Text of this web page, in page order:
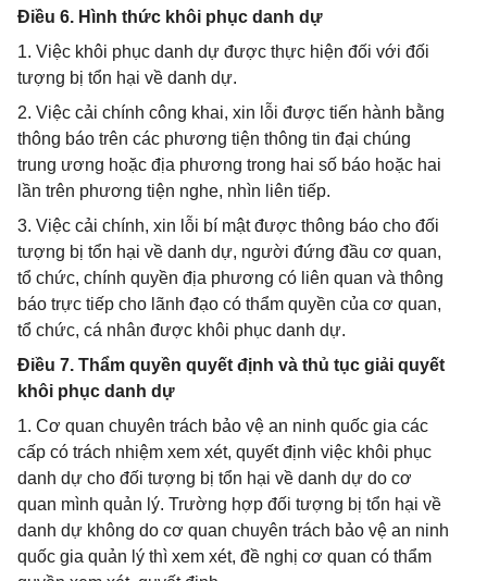
Điều 6. Hình thức khôi phục danh dự
1. Việc khôi phục danh dự được thực hiện đối với đối
tượng bị tổn hại về danh dự.
2. Việc cải chính công khai, xin lỗi được tiến hành bằng
thông báo trên các phương tiện thông tin đại chúng
trung ương hoặc địa phương trong hai số báo hoặc hai
lần trên phương tiện nghe, nhìn liên tiếp.
3. Việc cải chính, xin lỗi bí mật được thông báo cho đối
tượng bị tổn hại về danh dự, người đứng đầu cơ quan,
tổ chức, chính quyền địa phương có liên quan và thông
báo trực tiếp cho lãnh đạo có thẩm quyền của cơ quan,
tổ chức, cá nhân được khôi phục danh dự.
Điều 7. Thẩm quyền quyết định và thủ tục giải quyết
khôi phục danh dự
1. Cơ quan chuyên trách bảo vệ an ninh quốc gia các
cấp có trách nhiệm xem xét, quyết định việc khôi phục
danh dự cho đối tượng bị tổn hại về danh dự do cơ
quan mình quản lý. Trường hợp đối tượng bị tổn hại về
danh dự không do cơ quan chuyên trách bảo vệ an ninh
quốc gia quản lý thì xem xét, đề nghị cơ quan có thẩm